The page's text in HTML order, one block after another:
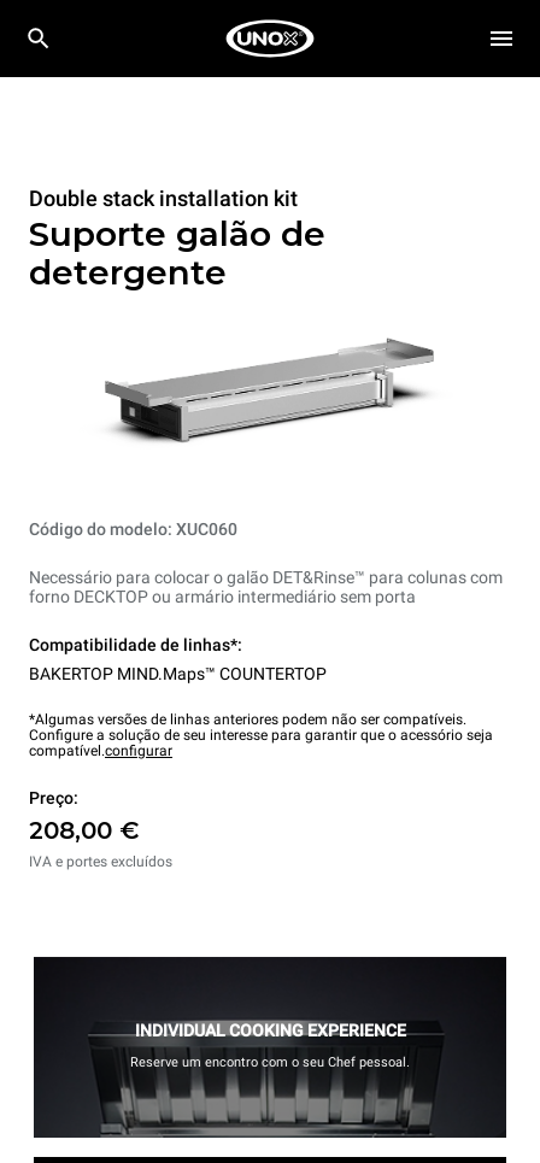
Double stack installation kit
Suporte galão de
detergente
Código do modelo: XUC060
Necessário para colocar o galão DET&Rinse™ para colunas com
forno DECKTOP ou armário intermediário sem porta
Compatibilidade de linhas*:
BAKERTOP MIND.Maps™ COUNTERTOP
*Algumas versões de linhas anteriores podem não ser compatíveis.
Configure a solução de seu interesse para garantir que o acessório seja
compatível.configurar
Preço:
208,00 €
IVA e portes excluídos
INDIVIDUAL COOKING EXPERIENCE
Reserve um encontro com o seu Chef pessoal.